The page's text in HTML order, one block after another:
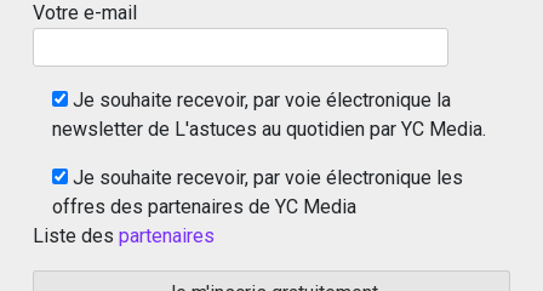
Votre e-mail
Je souhaite recevoir, par voie électronique la
newsletter de L'astuces au quotidien par YC Media.
Je souhaite recevoir, par voie électronique les
offres des partenaires de YC Media
Liste des partenaires